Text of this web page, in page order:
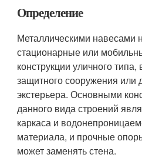
Определение
Металлическими навесами
стационарные или
конструкции уличного
защитного сооружения или
экстерьера. Основными
данного вида строений
каркаса и
материала, и прочные
может заменять стена.